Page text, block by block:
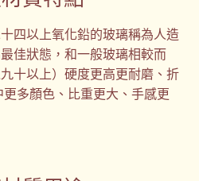
四以上氧化鉛的玻璃稱為人造
佳狀態，和一般玻璃相較而
十以上）硬度更高更耐磨、折
多顏色、比重更大、手感更